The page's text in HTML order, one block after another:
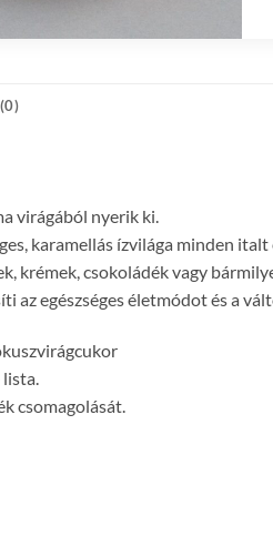
virágából nyerik ki.
karamellás ízvilága minden italt
krémek, csokoládék vagy
az egészséges életmódot és a
csomagolását.